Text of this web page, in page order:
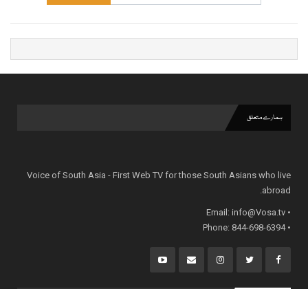
ہمارے متعلق
Voice of South Asia - First Web TV for those South Asians who live
abroad.
• Email:
info@Vosa.tv
• Phone: 844-698-6394